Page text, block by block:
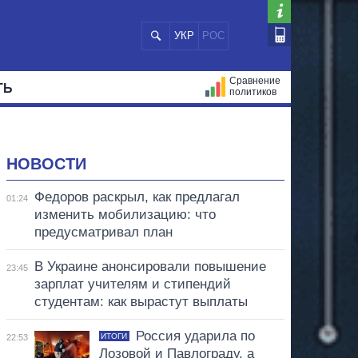
УКР РОС
Сравнение
политиков
НОВОСТИ
01:24
Федоров раскрыл, как предлагал
изменить мобилизацию: что
предусматривал план
23:45
В Украине анонсировали повышение
зарплат учителям и стипендий
студентам: как вырастут выплаты
22:53 ИТОГИ
Россия ударила по
Лозовой и Павлограду, а